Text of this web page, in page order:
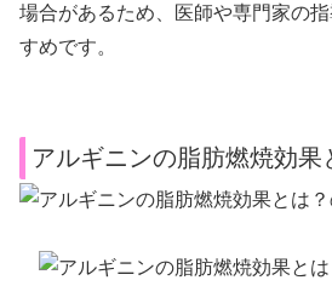
場合があるため、医師や専門家の
すめです。
アルギニンの脂肪燃焼効果